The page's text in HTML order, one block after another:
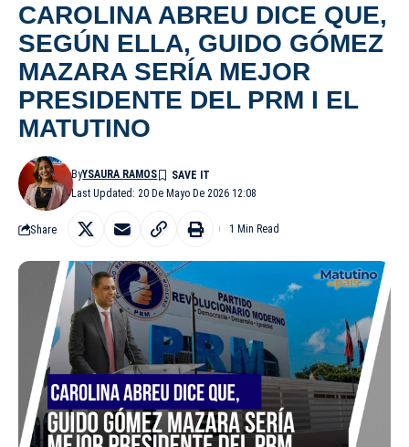
CAROLINA ABREU DICE QUE,
SEGÚN ELLA, GUIDO GÓMEZ
MAZARA SERÍA MEJOR
PRESIDENTE DEL PRM I EL
MATUTINO
Last Updated: 20 De Mayo De 2026 12:08
ByYSAURA RAMOS
Share 1 Min Read